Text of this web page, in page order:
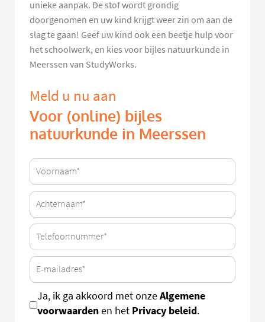
unieke aanpak. De stof wordt grondig
doorgenomen en uw kind krijgt weer zin om aan de
slag te gaan! Geef uw kind ook een beetje hulp voor
het schoolwerk, en kies voor bijles natuurkunde in
Meerssen van StudyWorks.
Meld u nu aan
Voor (online) bijles
natuurkunde in Meerssen
Ja, ik ga akkoord met onzeAlgemene
voorwaardenen het Privacy beleid.